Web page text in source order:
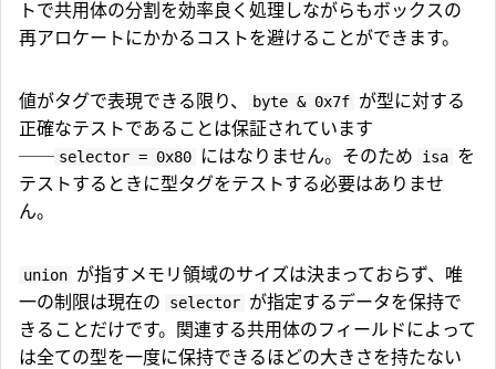
トで共用体の分割を効率良く処理しながらもボックスの
再アロケートにかかるコストを避けることができます。
値がタグで表現できる限り、 byte & 0x7f が型に対する
正確なテストであることは保証されています
── selector = 0x80 にはなりません。そのため isa を
テストするときに型タグをテストする必要はありませ
ん。
union が指すメモリ領域のサイズは決まっておらず、唯
一の制限は現在の
selector が指定するデータを保持で
きることだけです。関連する共用体のフィールドによって
は全ての型を一度に保持できるほどの大きさを持たない